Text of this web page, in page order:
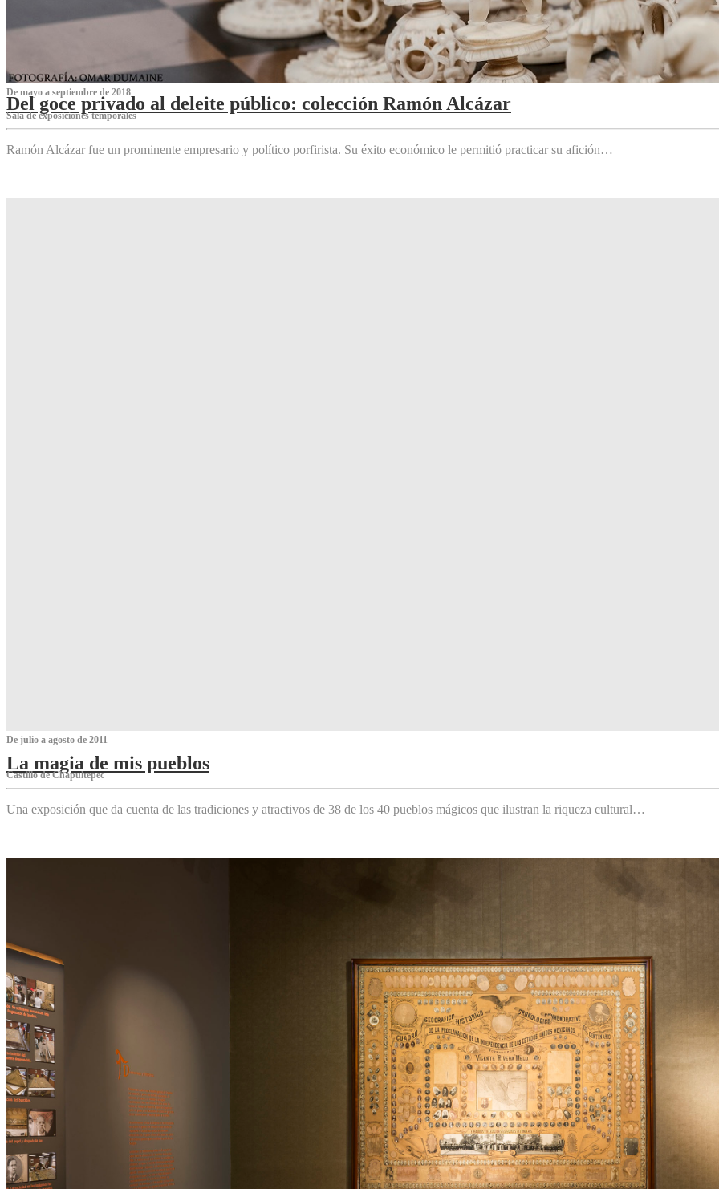
De mayo a septiembre de 2018
Del goce privado al deleite público: colección Ramón Alcázar
Sala de exposiciones temporales
Ramón Alcázar fue un prominente empresario y político porfirista. Su éxito económico le permitió practicar su afición…
De julio a agosto de 2011
La magia de mis pueblos
Castillo de Chapultepec
Una exposición que da cuenta de las tradiciones y atractivos de 38 de los 40 pueblos mágicos que ilustran la riqueza cultural…